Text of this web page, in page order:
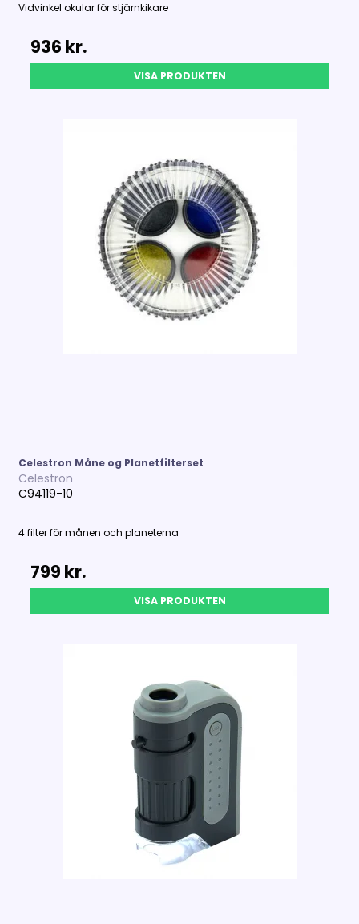
Vidvinkel okular för stjärnkikare
936 kr.
VISA PRODUKTEN
Celestron Måne og Planetfilterset
Celestron
C94119-10
4 filter för månen och planeterna
799 kr.
VISA PRODUKTEN